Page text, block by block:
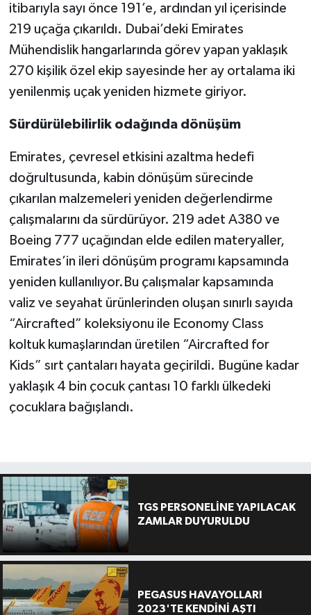
itibarıyla sayı önce 191’e, ardından yıl içerisinde
219 uçağa çıkarıldı. Dubai’deki Emirates
Mühendislik hangarlarında görev yapan yaklaşık
270 kişilik özel ekip sayesinde her ay ortalama iki
yenilenmiş uçak yeniden hizmete giriyor.
Sürdürülebilirlik odağında dönüşüm
Emirates, çevresel etkisini azaltma hedefi
doğrultusunda, kabin dönüşüm sürecinde
çıkarılan malzemeleri yeniden değerlendirme
çalışmalarını da sürdürüyor. 219 adet A380 ve
Boeing 777 uçağından elde edilen materyaller,
Emirates’in ileri dönüşüm programı kapsamında
yeniden kullanılıyor.Bu çalışmalar kapsamında
valiz ve seyahat ürünlerinden oluşan sınırlı sayıda
“Aircrafted” koleksiyonu ile Economy Class
koltuk kumaşlarından üretilen “Aircrafted for
Kids” sırt çantaları hayata geçirildi. Bugüne kadar
yaklaşık 4 bin çocuk çantası 10 farklı ülkedeki
çocuklara bağışlandı.
TGS PERSONELİNE YAPILACAK
ZAMLAR DUYURULDU
PEGASUS HAVAYOLLARI
2023'TE KENDİNİ AŞTI